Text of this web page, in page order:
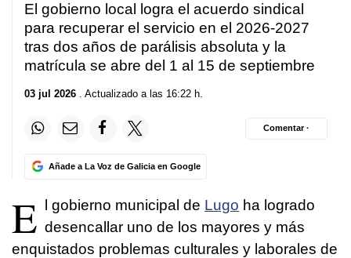
El gobierno local logra el acuerdo sindical
para recuperar el servicio en el 2026-2027
tras dos años de parálisis absoluta y la
matrícula se abre del 1 al 15 de septiembre
03 jul 2026 . Actualizado a las 16:22 h.
Añade a La Voz de Galicia en Google
Comentar ·
E l gobierno municipal de Lugo ha logrado
desencallar uno de los mayores y más
enquistados problemas culturales y laborales de